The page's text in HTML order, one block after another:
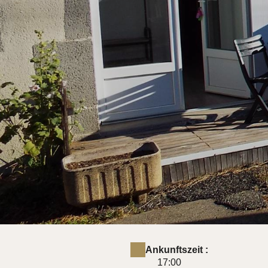
Ankunftszeit :
17:00